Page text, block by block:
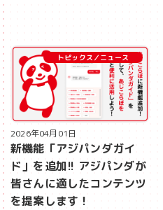
トピックス／ニュース
2026年04月01日
新機能「アジパンダガイ
ド」を追加!! アジパンダが
皆さんに適したコンテンツ
を提案します！